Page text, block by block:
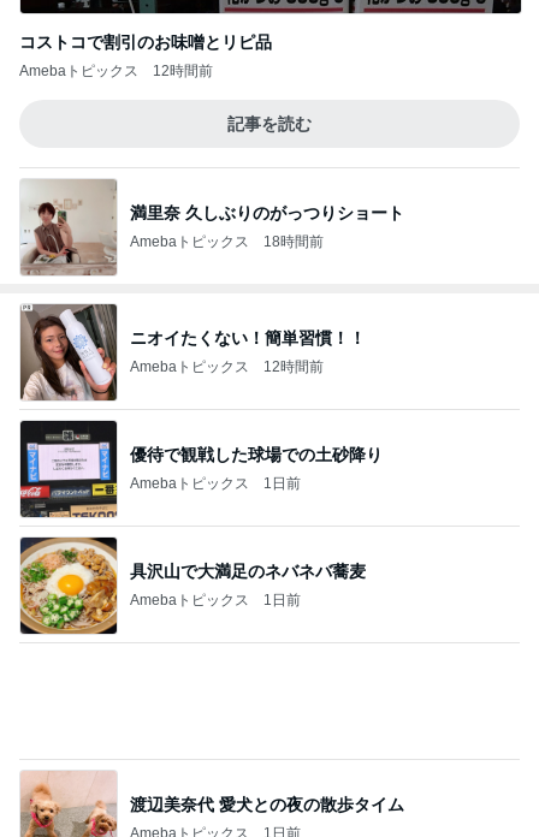
コストコで割引のお味噌とリピ品
Amebaトピックス 12時間前
記事を読む
満里奈 久しぶりのがっつりショート
Amebaトピックス 18時間前
ニオイたくない！簡単習慣！！
Amebaトピックス 12時間前
優待で観戦した球場での土砂降り
Amebaトピックス 1日前
具沢山で大満足のネバネバ蕎麦
Amebaトピックス 1日前
人参の苦味が利いてる鶏の煮もの
Amebaトピックス 1日前